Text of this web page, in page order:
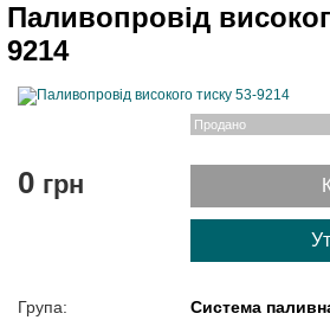
Паливопровід
9214
Продано
0 грн
Група: Система